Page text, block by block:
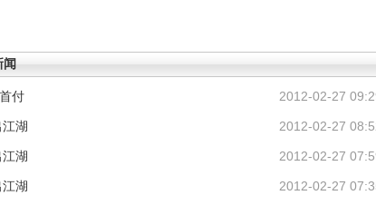
闻
2012-02-27
付
2012-02-27
湖
2012-02-27
湖
2012-02-27
湖